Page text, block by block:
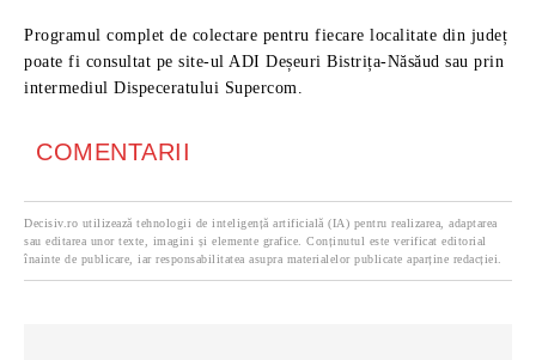
Programul complet de colectare pentru fiecare localitate din județ
poate fi consultat pe site-ul ADI Deșeuri Bistrița-Năsăud sau prin
intermediul Dispeceratului Supercom.
COMENTARII
Decisiv.ro utilizează tehnologii de inteligență artificială (IA) pentru realizarea, adaptarea
sau editarea unor texte, imagini și elemente grafice. Conținutul este verificat editorial
înainte de publicare, iar responsabilitatea asupra materialelor publicate aparține redacției.